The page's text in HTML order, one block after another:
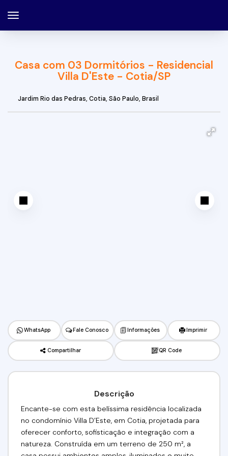
Casa com 03 Dormitórios - Residencial
Villa D'Este - Cotia/SP
Jardim Rio das Pedras, Cotia, São Paulo, Brasil
WhatsApp Fale Conosco Informações Imprimir
Compartilhar QR Code
Descrição
Encante-se com esta belíssima residência localizada
no condomínio Villa D’Este, em Cotia, projetada para
oferecer conforto, sofisticação e integração com a
natureza. Construída em um terreno de 250 m², a